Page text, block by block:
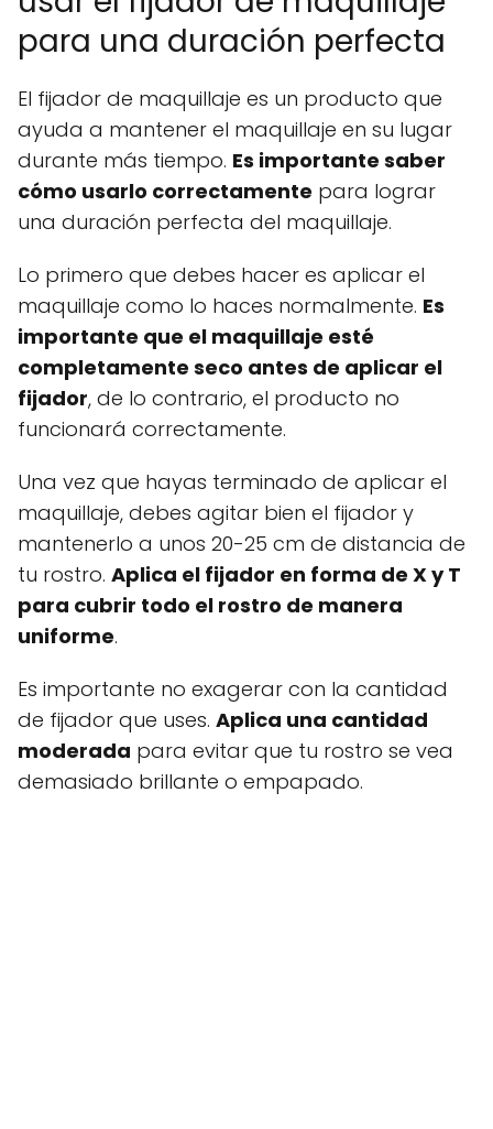
para una duración perfecta
El fijador de maquillaje es un producto que
ayuda a mantener el maquillaje en su lugar
durante más tiempo. Es importante saber
cómo usarlo correctamente para lograr
una duración perfecta del maquillaje.
Lo primero que debes hacer es aplicar el
maquillaje como lo haces normalmente. Es
importante que el maquillaje esté
completamente seco antes de aplicar el
fijador, de lo contrario, el producto no
funcionará correctamente.
Una vez que hayas terminado de aplicar el
maquillaje, debes agitar bien el fijador y
mantenerlo a unos 20-25 cm de distancia de
tu rostro. Aplica el fijador en forma de X y T
para cubrir todo el rostro de manera
uniforme.
Es importante no exagerar con la cantidad
de fijador que uses. Aplica una cantidad
moderada para evitar que tu rostro se vea
demasiado brillante o empapado.